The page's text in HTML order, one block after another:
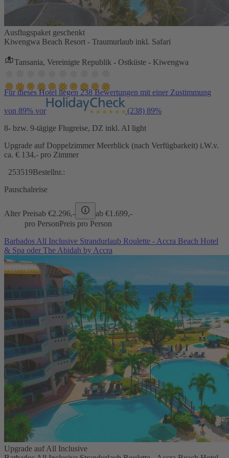
Ausflugspaket geschenkt
Kiwengwa Beach Resort - Traumurlaub inkl. Safari
Tansania, Vereinigte Republik - Ostküste - Kiwengwa
Für dieses Hotel liegen 238 Bewertungen mit einer Zustimmung
von 89% vor (238) 89%
8- bzw. 9-tägige Flugreise, DZ inkl. AI light
Upgrade auf Doppelzimmer Meerblick (nach Verfügbarkeit) i.W.v.
ca. € 134,- pro Zimmer
253519Bestellnr.:
Pauschalreise
Alter Preisab €2.296,- ab €1.699,-
pro PersonPreis pro Person
Barbados All Inclusive Strandurlaub Roulette - Accra Beach Hotel
& Spa oder The Abidah by Accra
Upgrade auf All Inclusive